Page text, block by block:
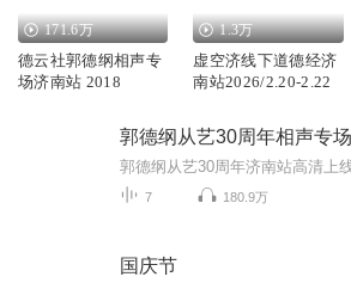
171.6万
德云社郭德纲相声专
场济南站 2018
1.3万
虚空济线下道德经济
南站2026/2.20-2.22
郭德纲从艺30周年相声专
7 180.9万
国庆节